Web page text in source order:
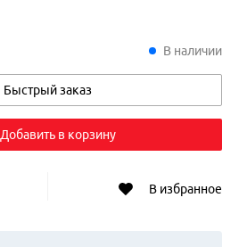
В наличии
Быстрый заказ
Добавить в корзину
В избранное